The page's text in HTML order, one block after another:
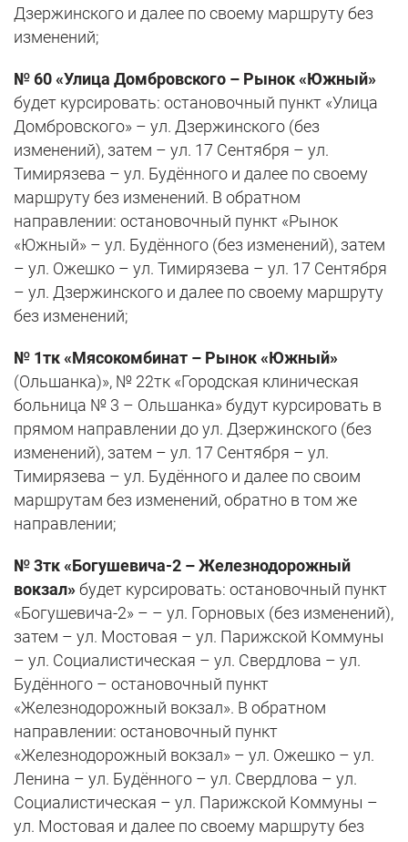
Дзержинского и далее по своему маршруту без
изменений;
№ 60 «Улица Домбровского – Рынок «Южный»
будет курсировать: остановочный пункт «Улица
Домбровского» – ул. Дзержинского (без
изменений), затем – ул. 17 Сентября – ул.
Тимирязева – ул. Будённого и далее по своему
маршруту без изменений. В обратном
направлении: остановочный пункт «Рынок
«Южный» – ул. Будённого (без изменений), затем
– ул. Ожешко – ул. Тимирязева – ул. 17 Сентября
– ул. Дзержинского и далее по своему маршруту
без изменений;
№ 1тк «Мясокомбинат – Рынок «Южный»
(Ольшанка)», № 22тк «Городская клиническая
больница № 3 – Ольшанка» будут курсировать в
прямом направлении до ул. Дзержинского (без
изменений), затем – ул. 17 Сентября – ул.
Тимирязева – ул. Будённого и далее по своим
маршрутам без изменений, обратно в том же
направлении;
№ 3тк «Богушевича-2 – Железнодорожный
вокзал»будет курсировать: остановочный пункт
«Богушевича-2» – – ул. Горновых (без изменений),
затем – ул. Мостовая – ул. Парижской Коммуны
– ул. Социалистическая – ул. Свердлова – ул.
Будённого – остановочный пункт
«Железнодорожный вокзал». В обратном
направлении: остановочный пункт
«Железнодорожный вокзал» – ул. Ожешко – ул.
Ленина – ул. Будённого – ул. Свердлова – ул.
Социалистическая – ул. Парижской Коммуны –
ул. Мостовая и далее по своему маршруту без